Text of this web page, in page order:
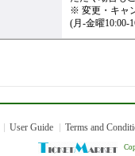
※ 変更・キャ
(月-金曜10:00-
User Guide Terms and